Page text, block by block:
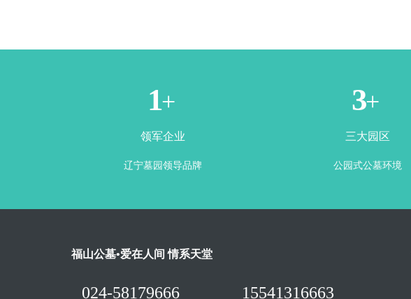
1+
领军企业
辽宁墓园领导品牌
3+
三大园区
公园式公墓环境
福山公墓•爱在人间 情系天堂
024-58179666 15541316663